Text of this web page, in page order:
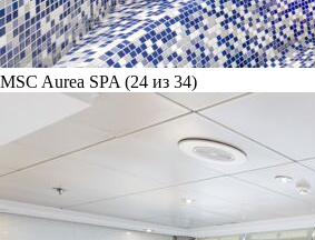
MSC Aurea SPA (24 из 34)